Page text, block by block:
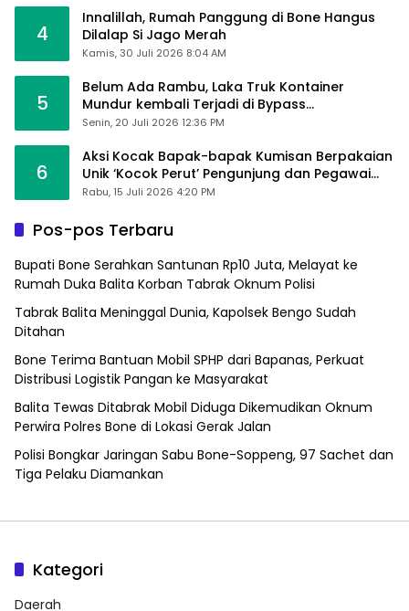
4
Innalillah, Rumah Panggung di Bone Hangus
Dilalap Si Jago Merah
Kamis, 30 Juli 2026 8:04 AM
5
Belum Ada Rambu, Laka Truk Kontainer
Mundur kembali Terjadi di Bypass
Sumpallabbu
Senin, 20 Juli 2026 12:36 PM
6
Aksi Kocak Bapak-bapak Kumisan Berpakaian
Unik ‘Kocok Perut’ Pengunjung dan Pegawai
Alfamart, Ngaku Aktifkan Layar Sentuh Atm
Rabu, 15 Juli 2026 4:20 PM
Pos-pos Terbaru
Bupati Bone Serahkan Santunan Rp10 Juta, Melayat ke
Rumah Duka Balita Korban Tabrak Oknum Polisi
Tabrak Balita Meninggal Dunia, Kapolsek Bengo Sudah
Ditahan
Bone Terima Bantuan Mobil SPHP dari Bapanas, Perkuat
Distribusi Logistik Pangan ke Masyarakat
Balita Tewas Ditabrak Mobil Diduga Dikemudikan Oknum
Perwira Polres Bone di Lokasi Gerak Jalan
Polisi Bongkar Jaringan Sabu Bone-Soppeng, 97 Sachet dan
Tiga Pelaku Diamankan
Kategori
Daerah